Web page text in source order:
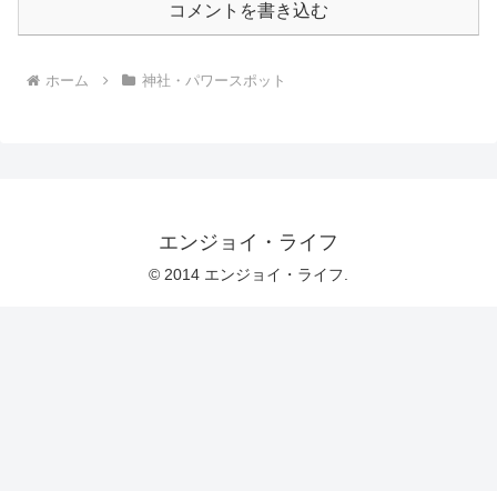
コメントを書き込む
ホーム 神社・パワースポット
エンジョイ・ライフ
© 2014 エンジョイ・ライフ.